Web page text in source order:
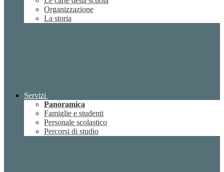
Organizzazione
La storia
Servizi
Panoramica
Famiglie e studenti
Personale scolastico
Percorsi di studio